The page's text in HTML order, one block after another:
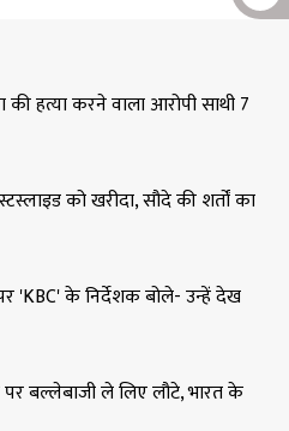
की हत्या करने वाला आरोपी साथी 7
को खरीदा, सौदे की शर्तों का
'KBC' के निर्देशक बोले- उन्हें देख
बल्लेबाजी ले लिए लौटे, भारत के